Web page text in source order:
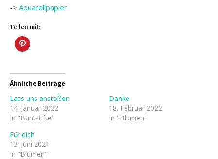
-> Aquarellpapier
Teilen mit:
Ähnliche Beiträge
Lass uns anstoßen
14. Januar 2022
In "Buntstifte"
Danke
18. Februar 2022
In "Blumen"
Für dich
13. Juni 2021
In "Blumen"